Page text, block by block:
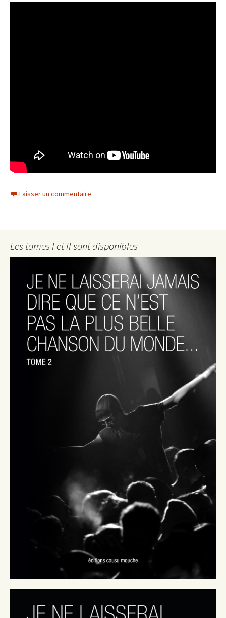
Laisser un commentaire
Les tomes I et II sont disponibles